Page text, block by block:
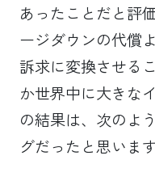
あったことだと評
ージダウンの代償
訴求に変換させる
か世界中に大きな
の結果は、次のよ
グだったと思います